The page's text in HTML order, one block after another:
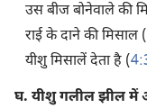
उस बीज बोनेवाले की
राई के दाने की मिसाल (
यीशु मिसालें देता है (
घ. यीशु गलील झील में